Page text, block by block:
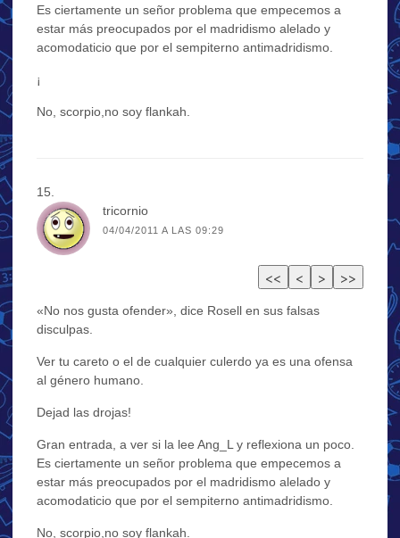
Es ciertamente un señor problema que empecemos a
estar más preocupados por el madridismo alelado y
acomodaticio que por el sempiterno antimadridismo.
¡
No, scorpio,no soy flankah.
tricornio
04/04/2011 A LAS 09:29
«No nos gusta ofender», dice Rosell en sus falsas
disculpas.
Ver tu careto o el de cualquier culerdo ya es una ofensa
al género humano.
Dejad las drojas!
Gran entrada, a ver si la lee Ang_L y reflexiona un poco.
Es ciertamente un señor problema que empecemos a
estar más preocupados por el madridismo alelado y
acomodaticio que por el sempiterno antimadridismo.
No, scorpio,no soy flankah.